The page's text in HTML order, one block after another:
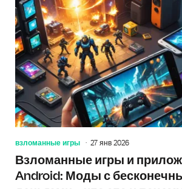
взломанные игры 27 янв 2026
Взломанные игры и
Android: Моды с